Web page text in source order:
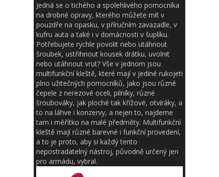
Jedná se o tichého a spolehlivého pomocníka
na drobné opravy, kterého můžete mít v
pouzdře na opasku, v příručním zavazadle, v
kufru auta a také i v domácnosti v šuplíku.
Potřebujete rychle povolit nebo utáhnout
šroubek, ustřihnout kousek drátku, uvolnit
nebo utáhnout vrut? Vše v jednom jsou
multifunkční kleště, které mají v jediné rukojeti
plno užitečných pomocníků, jako jsou různé
čepele z nerezové oceli, pilníky, různé
šroubováky, jak ploché tak křížové, otvíráky, a
to na láhve i konzervy, a nejen to, najdeme
tam i měřítko na malé předměty. Multifunkční
kleště mají různé barevné i funkční provedení,
a to je proto, aby si každý tento
nepostradatelný nástroj, původně určený jen
pro armádu, vybral.